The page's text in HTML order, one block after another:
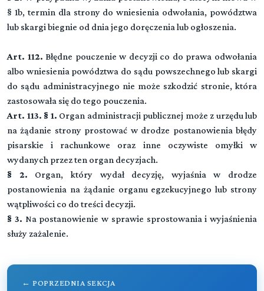
§ 1b, termin dla strony do wniesienia odwołania, powództwa
lub skargi biegnie od dnia jego doręczenia lub ogłoszenia.
Art. 112. Błędne pouczenie w decyzji co do prawa odwołania
albo wniesienia powództwa do sądu powszechnego lub skargi
do sądu administracyjnego nie może szkodzić stronie, która
zastosowała się do tego pouczenia.
Art. 113. § 1. Organ administracji publicznej może z urzędu lub
na żądanie strony prostować w drodze postanowienia błędy
pisarskie i rachunkowe oraz inne oczywiste omyłki w
wydanych przez ten organ decyzjach.
§ 2. Organ, który wydał decyzję, wyjaśnia w drodze
postanowienia na żądanie organu egzekucyjnego lub strony
wątpliwości co do treści decyzji.
§ 3. Na postanowienie w sprawie sprostowania i wyjaśnienia
służy zażalenie.
← POPRZEDNIA SEKCJA
Zakres obowiązywania
Zasady ogólne
Rozdział 3 (art. 17 - 18)
Organy wyższego stopnia i organy naczelne
Rozdział 4 (art. 19 - 23)
Właściwość organów
Rozdział 5 (art. 24 - 27a)
Wyłączenie pracownika oraz organu
Rozdział 6 (art. 28 - 34)
Strona
Rozdział 7 (art. 35 - 38)
Doręczenia
DZIAŁ II (art. -)
Postępowanie
▼
Rozdział 1 (art. 61 - 66)
Wszczęcie postępowania
Rozdział 2 (art. 67 - 72)
Metryki, protokoły i adnotacje
Rozdział 3 (art. 73 - 74)
Udostępnianie akt
Rozdział 4 (art. 75 - 88a)
Rozdział 5 (art. 89 - 96)
Rozprawa
Rozdział 7 (art. 104 - 113)